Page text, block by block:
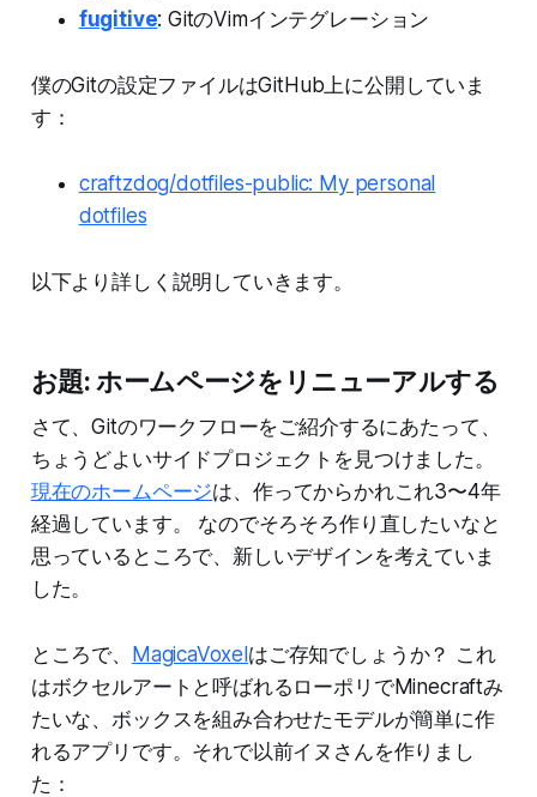
fugitive: GitのVimインテグレーション
僕のGitの設定ファイルはGitHub上に公開していま
す：
craftzdog/dotfiles-public: My personal
dotfiles
以下より詳しく説明していきます。
お題: ホームページをリニューアルする
さて、Gitのワークフローをご紹介するにあたって、
ちょうどよいサイドプロジェクトを見つけました。
現在のホームページは、作ってからかれこれ3〜4年
経過しています。 なのでそろそろ作り直したいなと
思っているところで、新しいデザインを考えていま
した。
ところで、 MagicaVoxelはご存知でしょうか？ これ
はボクセルアートと呼ばれるローポリでMinecraftみ
たいな、ボックスを組み合わせたモデルが簡単に作
れるアプリです。それで以前イヌさんを作りまし
た：